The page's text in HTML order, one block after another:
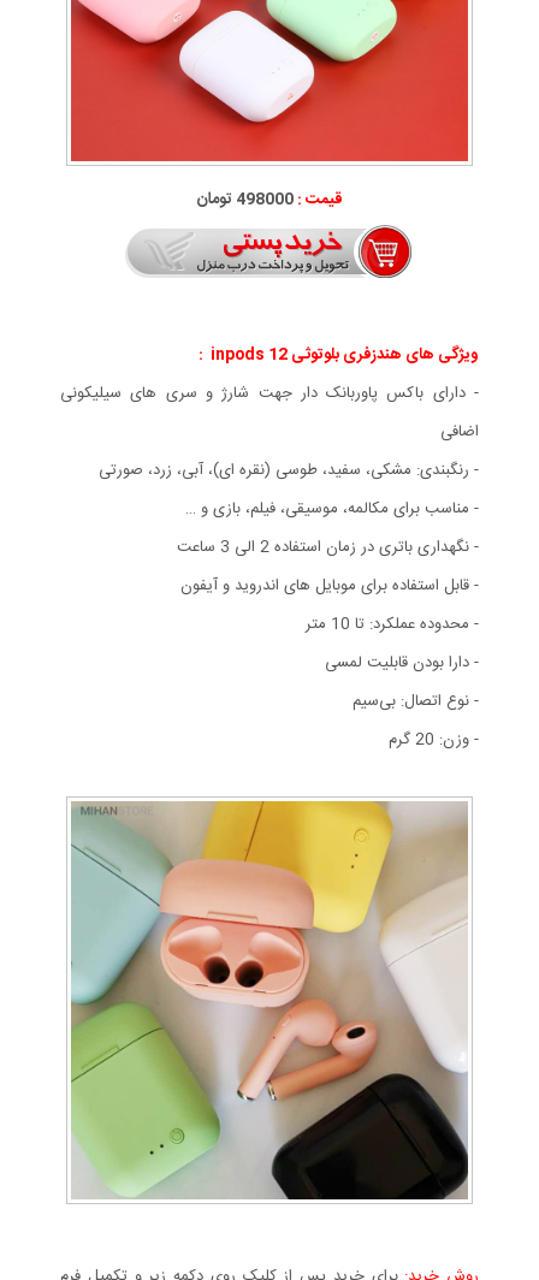
قیمت :498000 تومان
ویژگی های هندزفری بلوتوثی inpods 12 :
- دارای باکس پاوربانک دار جهت شارژ و سری های سیلیکونی
اضافی
- رنگبندی: مشکی، سفید، طوسی (نقره ای)، آبی، زرد، صورتی
- مناسب برای مکالمه، موسیقی، فیلم، بازی و …
- نگهداری باتری در زمان استفاده 2 الی 3 ساعت
- قابل استفاده برای موبایل های اندروید و آیفون
- محدوده عملکرد: تا 10 متر
- دارا بودن قابلیت لمسی
- نوع اتصال: بی‌سیم
- وزن: 20 گرم